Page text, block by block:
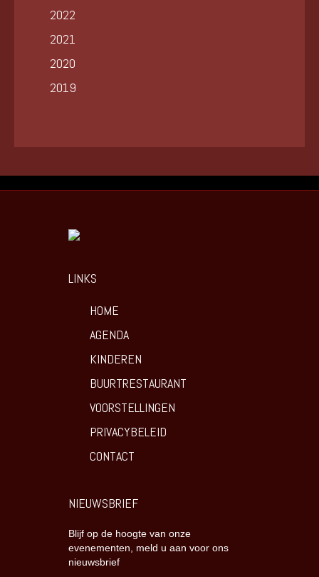
2022
2021
2020
2019
LINKS
HOME
AGENDA
KINDEREN
BUURTRESTAURANT
VOORSTELLINGEN
PRIVACYBELEID
CONTACT
NIEUWSBRIEF
Blijf op de hoogte van onze
evenementen, meld u aan voor ons
nieuwsbrief